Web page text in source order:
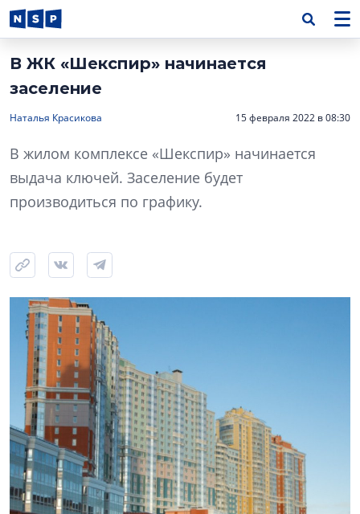
В ЖК «Шекспир» начинается
заселение
Наталья Красикова 15 февраля 2022 в 08:30
В жилом комплексе «Шекспир» начинается
выдача ключей. Заселение будет
производиться по графику.